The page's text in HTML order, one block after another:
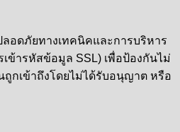
อดภัยทางเทคนิคและการบริหาร
ข้ารหัสข้อมูล SSL) เพื่อป้องกันไม่
กเข้าถึงโดยไม่ได้รับอนุญาต หรือ